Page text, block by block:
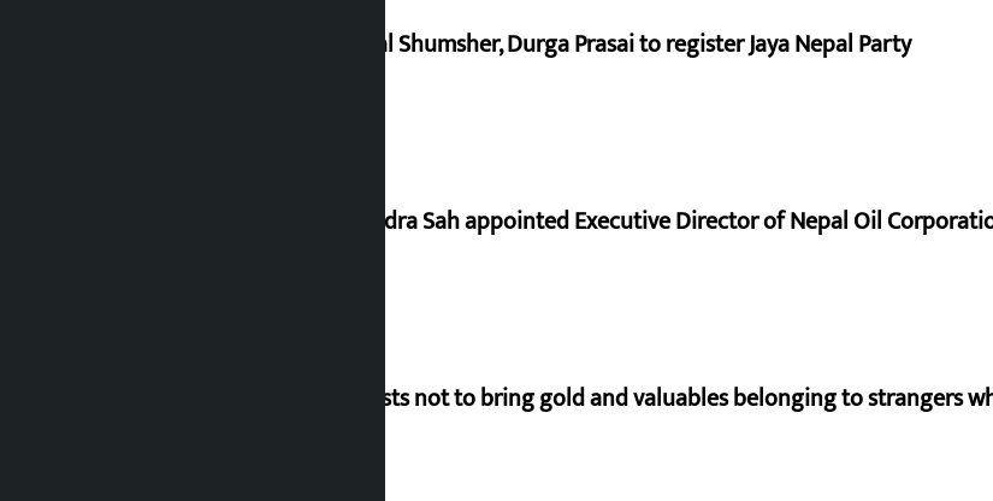
Dhawal Shumsher, Durga Prasai to register Jaya Nepal Party
Nagendra Sah appointed Executive Director of Nepal Oil
Requests not to bring gold and valuables belonging to strangers